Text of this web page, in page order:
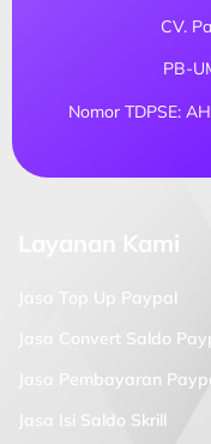
CV.
PB-
Nomor TDPSE:
Layanan Kami
Jasa Top Up Paypal
Jasa Convert Saldo
Jasa Pembayaran
Jasa Isi Saldo Skrill